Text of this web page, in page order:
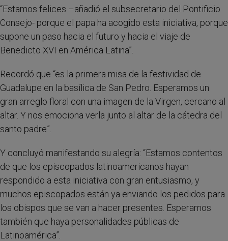
“Estamos felices –añadió el subsecretario del Pontificio
Consejo- porque el papa ha acogido esta iniciativa, porque
supone un paso hacia el futuro y hacia el viaje de
Benedicto XVI en América Latina”.
Recordó que “es la primera misa de la festividad de
Guadalupe en la basílica de San Pedro. Esperamos un
gran arreglo floral con una imagen de la Virgen, cercano al
altar. Y nos emociona verla junto al altar de la cátedra del
santo padre”.
Y concluyó manifestando su alegría: “Estamos contentos
de que los episcopados latinoamericanos hayan
respondido a esta iniciativa con gran entusiasmo, y
muchos episcopados están ya enviando los pedidos para
los obispos que se van a hacer presentes. Esperamos
también que haya personalidades públicas de
Latinoamérica”.